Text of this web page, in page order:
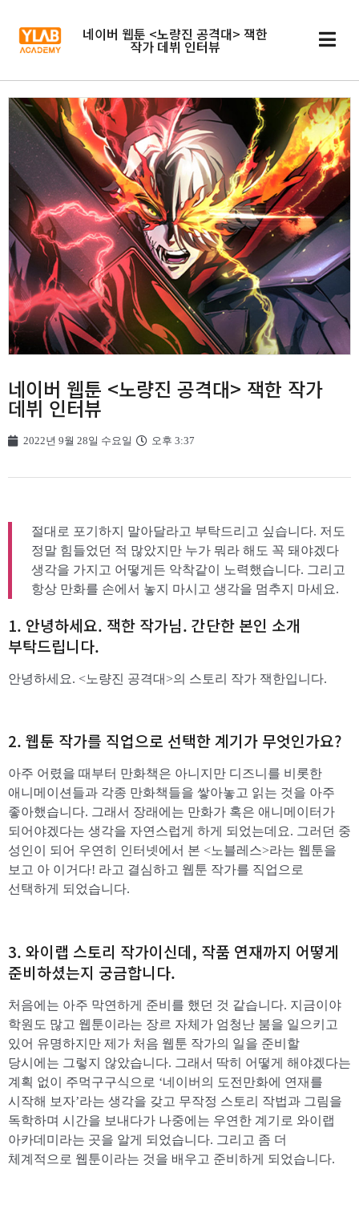
네이버 웹툰 <노량진 공격대> 잭한
작가 데뷔 인터뷰
네이버 웹툰 <노량진 공격대> 잭한 작가
데뷔 인터뷰
2022년 9월 28일 수요일 오후 3:37
절대로 포기하지 말아달라고 부탁드리고 싶습니다. 저도
정말 힘들었던 적 많았지만 누가 뭐라 해도 꼭 돼야겠다
생각을 가지고 어떻게든 악착같이 노력했습니다. 그리고
항상 만화를 손에서 놓지 마시고 생각을 멈추지 마세요.
1. 안녕하세요. 잭한 작가님. 간단한 본인 소개
부탁드립니다.
안녕하세요. <노량진 공격대>의 스토리 작가 잭한입니다.
2. 웹툰 작가를 직업으로 선택한 계기가 무엇인가요?
아주 어렸을 때부터 만화책은 아니지만 디즈니를 비롯한
애니메이션들과 각종 만화책들을 쌓아놓고 읽는 것을 아주
좋아했습니다. 그래서 장래에는 만화가 혹은 애니메이터가
되어야겠다는 생각을 자연스럽게 하게 되었는데요. 그러던 중
성인이 되어 우연히 인터넷에서 본 <노블레스>라는 웹툰을
보고 아 이거다! 라고 결심하고 웹툰 작가를 직업으로
선택하게 되었습니다.
3. 와이랩 스토리 작가이신데, 작품 연재까지 어떻게
준비하셨는지 궁금합니다.
처음에는 아주 막연하게 준비를 했던 것 같습니다. 지금이야
학원도 많고 웹툰이라는 장르 자체가 엄청난 붐을 일으키고
있어 유명하지만 제가 처음 웹툰 작가의 일을 준비할
당시에는 그렇지 않았습니다. 그래서 딱히 어떻게 해야겠다는
계획 없이 주먹구구식으로 ‘네이버의 도전만화에 연재를
시작해 보자’라는 생각을 갖고 무작정 스토리 작법과 그림을
독학하며 시간을 보내다가 나중에는 우연한 계기로 와이랩
아카데미라는 곳을 알게 되었습니다. 그리고 좀 더
체계적으로 웹툰이라는 것을 배우고 준비하게 되었습니다.